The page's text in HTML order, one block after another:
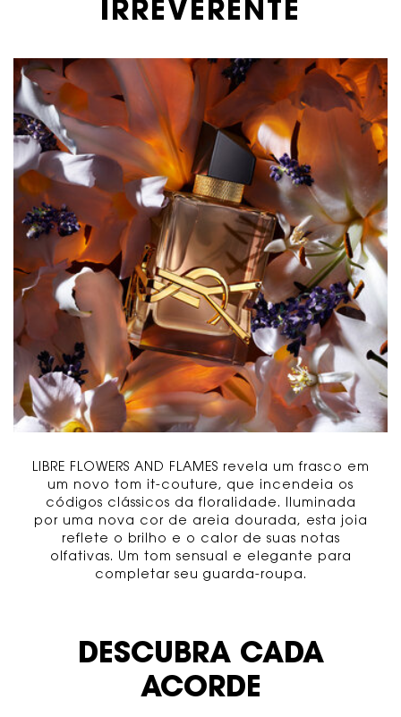
IRREVERENTE
LIBRE FLOWERS AND FLAMES revela um frasco em
um novo tom it-couture, que incendeia os
códigos clássicos da floralidade. Iluminada
por uma nova cor de areia dourada, esta joia
reflete o brilho e o calor de suas notas
olfativas. Um tom sensual e elegante para
completar seu guarda-roupa.
<span class="h-text-size-32"></span>
DESCUBRA CADA
ACORDE